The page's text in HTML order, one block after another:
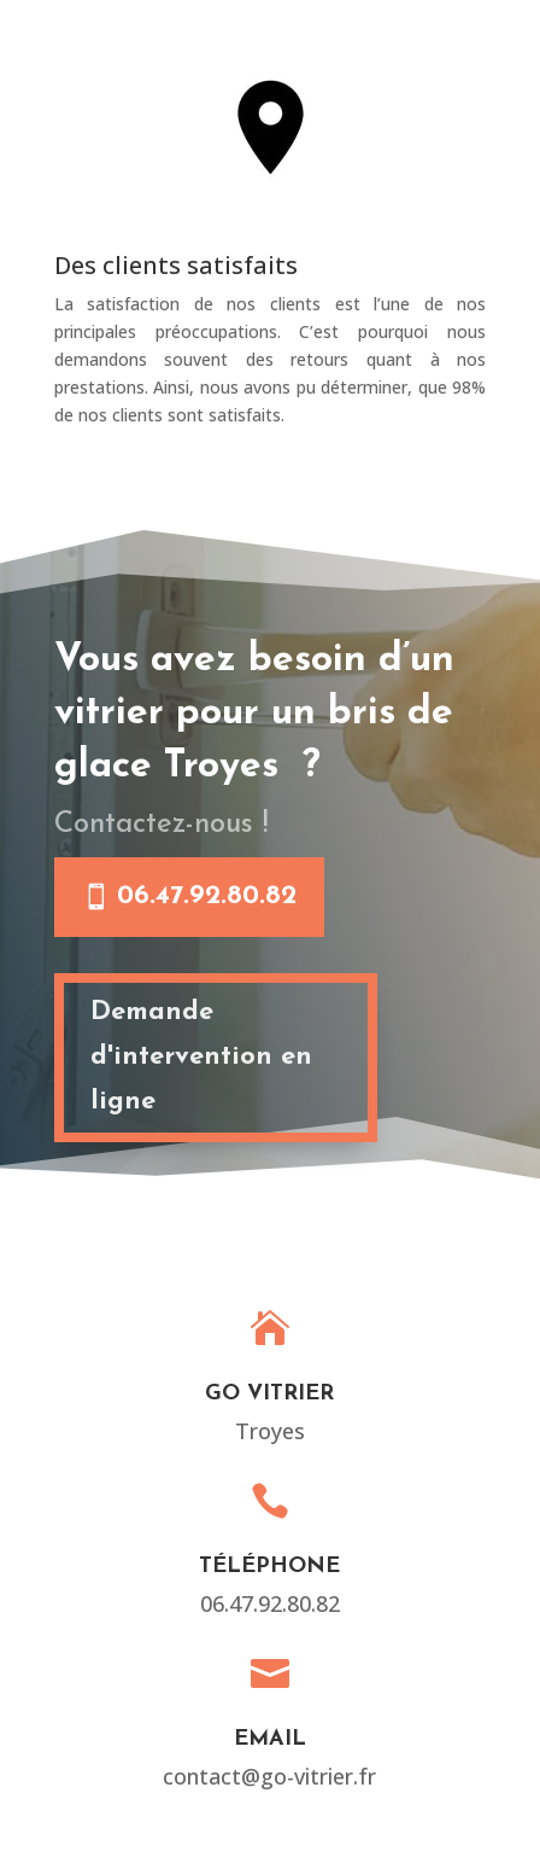
Des clients satisfaits
La satisfaction de nos clients est l’une de nos
principales préoccupations. C’est pourquoi nous
demandons souvent des retours quant à nos
prestations. Ainsi, nous avons pu déterminer, que 98%
de nos clients sont satisfaits.
Vous avez besoin d’un
vitrier pour un bris de
glace Troyes ?
Contactez-nous !
06.47.92.80.82
Demande
d'intervention en
ligne

GO VITRIER
Troyes

TÉLÉPHONE
06.47.92.80.82

EMAIL
contact@go-vitrier.fr